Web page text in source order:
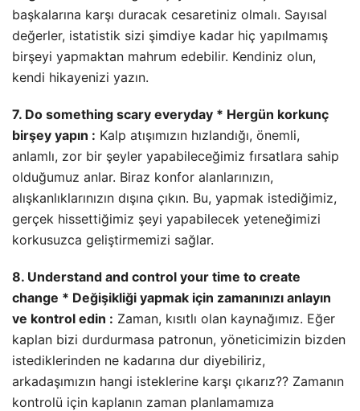
başkalarına karşı duracak cesaretiniz olmalı. Sayısal
değerler, istatistik sizi şimdiye kadar hiç yapılmamış
birşeyi yapmaktan mahrum edebilir. Kendiniz olun,
kendi hikayenizi yazın.
7. Do something scary everyday * Hergün korkunç
birşey yapın : Kalp atışımızın hızlandığı, önemli,
anlamlı, zor bir şeyler yapabileceğimiz fırsatlara sahip
olduğumuz anlar. Biraz konfor alanlarınızın,
alışkanlıklarınızın dışına çıkın. Bu, yapmak istediğimiz,
gerçek hissettiğimiz şeyi yapabilecek yeteneğimizi
korkusuzca geliştirmemizi sağlar.
8. Understand and control your time to create
change * Değişikliği yapmak için zamanınızı anlayın
ve kontrol edin : Zaman, kısıtlı olan kaynağımız. Eğer
kaplan bizi durdurmasa patronun, yöneticimizin bizden
istediklerinden ne kadarına dur diyebiliriz,
arkadaşımızın hangi isteklerine karşı çıkarız?? Zamanın
kontrolü için kaplanın zaman planlamamıza